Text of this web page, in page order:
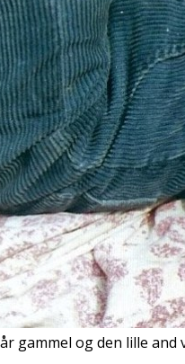
gammel og den lille